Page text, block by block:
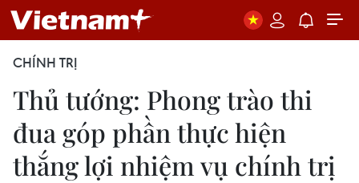
CHÍNH TRỊ
Thủ tướng: Phong trào thi
đua góp phần thực hiện
thắng lợi nhiệm vụ chính trị